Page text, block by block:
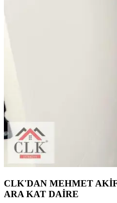
CLK'DAN MEHMET
ARA KAT DAİRE